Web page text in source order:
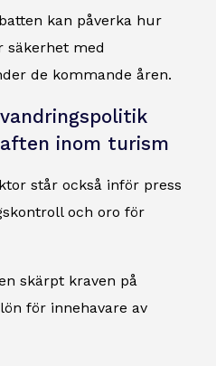
kan påverka hur
säkerhet med
de kommande åren.
inom turism
står också inför press
och oro för
skärpt kraven på
för innehavare av